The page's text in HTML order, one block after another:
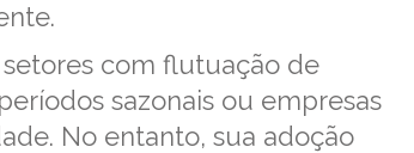
com flutuação de
sazonais ou empresas
No entanto, sua adoção